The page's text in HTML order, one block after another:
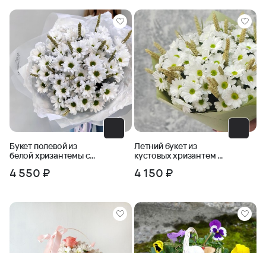
Букет полевой из
белой хризантемы с
4 550 ₽
Летний букет из
кустовых хризантем и
4 150 ₽